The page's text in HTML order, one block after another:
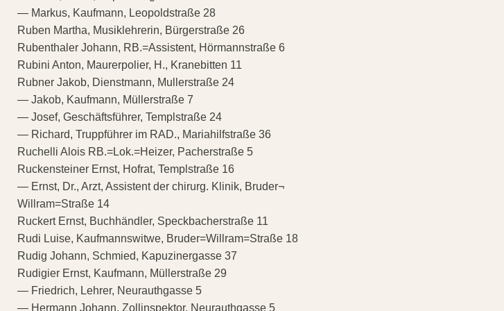
— Markus, Kaufmann, Leopoldstraße 28
Ruben Martha, Musiklehrerin, Bürgerstraße 26
Rubenthaler Johann, RB.=Assistent, Hörmannstraße 6
Rubini Anton, Maurerpolier, H., Kranebitten 11
Rubner Jakob, Dienstmann, Mullerstraße 24
— Jakob, Kaufmann, Müllerstraße 7
— Josef, Geschäftsführer, Templstraße 24
— Richard, Truppführer im RAD., Mariahilfstraße 36
Ruchelli Alois RB.=Lok.=Heizer, Pacherstraße 5
Ruckensteiner Ernst, Hofrat, Templstraße 16
— Ernst, Dr., Arzt, Assistent der chirurg. Klinik, Bruder¬
Willram=Straße 14
Ruckert Ernst, Buchhändler, Speckbacherstraße 11
Rudi Luise, Kaufmannswitwe, Bruder=Willram=Straße 18
Rudig Johann, Schmied, Kapuzinergasse 37
Rudigier Ernst, Kaufmann, Müllerstraße 29
— Friedrich, Lehrer, Neurauthgasse 5
— Hermann Johann, Zollinspektor, Neurauthgasse 5